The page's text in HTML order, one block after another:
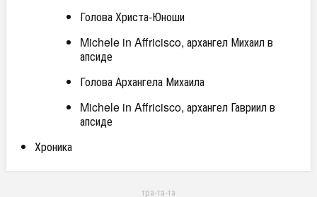
Голова Христа-Юноши
Michele in Affricisco, архангел Михаил в
апсиде
Голова Архангела Михаила
Michele in Affricisco, архангел Гавриил в
апсиде
Хроника
тра-та-та